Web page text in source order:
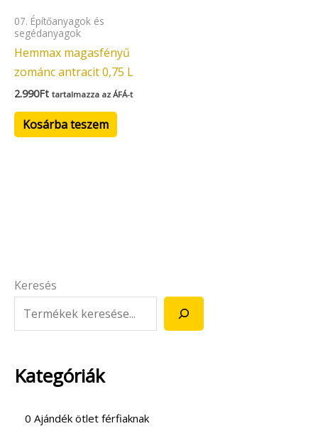
Keresés
Kategóriák
0 Ajándék ötlet férfiaknak
07. Építőanyagok és
segédanyagok
Hemmax magasfényű
zománc antracit 0,75 L
2.990Ft tartalmazza az ÁFÁ-t
Kosárba teszem